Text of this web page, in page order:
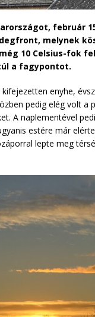
február
melynek
10 Celsius-fok
a fagypontot.
enyhe,
pedig elég volt a
A naplementével
estére már
lepte meg